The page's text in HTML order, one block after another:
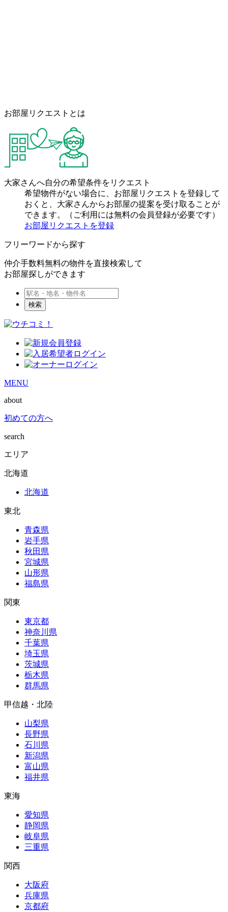
お部屋リクエストとは
大家さんへ自分の希望条件をリクエスト
希望物件がない場合に、お部屋リクエストを登録して
おくと、大家さんからお部屋の提案を受け取ることが
できます。（ご利用には無料の会員登録が必要です）
お部屋リクエストを登録
フリーワードから探す
仲介手数料無料の物件を直接検索して
お部屋探しができます
検索
MENU
about
初めての方へ
search
エリア
北海道
北海道
東北
青森県
岩手県
秋田県
宮城県
山形県
福島県
関東
東京都
神奈川県
千葉県
埼玉県
茨城県
栃木県
群馬県
甲信越・北陸
山梨県
長野県
石川県
新潟県
富山県
福井県
東海
愛知県
静岡県
岐阜県
三重県
関西
大阪府
兵庫県
京都府